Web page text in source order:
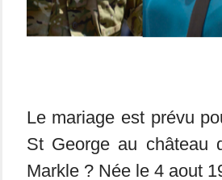
Le mariage est prévu
St George au
Markle ? Née le 4 aout